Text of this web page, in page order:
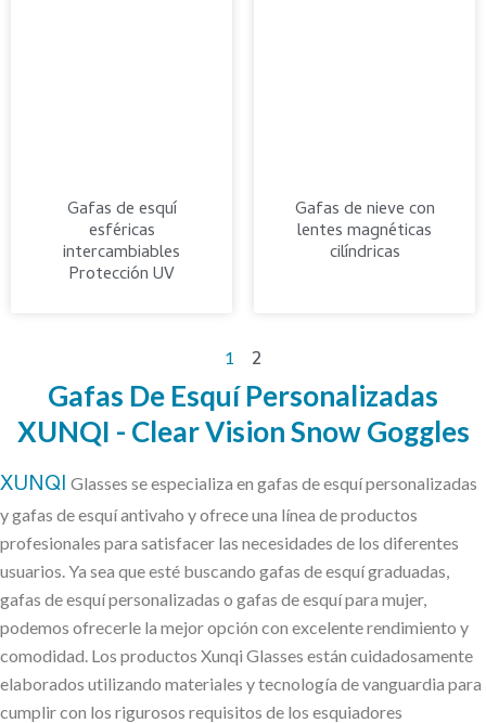
Gafas de esquí
esféricas
intercambiables
Protección UV
Gafas de nieve con
lentes magnéticas
cilíndricas
1 2
Gafas De Esquí Personalizadas
XUNQI - Clear Vision Snow Goggles
XUNQI Glasses se especializa en gafas de esquí personalizadas
y gafas de esquí antivaho y ofrece una línea de productos
profesionales para satisfacer las necesidades de los diferentes
usuarios. Ya sea que esté buscando gafas de esquí graduadas,
gafas de esquí personalizadas o gafas de esquí para mujer,
podemos ofrecerle la mejor opción con excelente rendimiento y
comodidad. Los productos Xunqi Glasses están cuidadosamente
elaborados utilizando materiales y tecnología de vanguardia para
cumplir con los rigurosos requisitos de los esquiadores